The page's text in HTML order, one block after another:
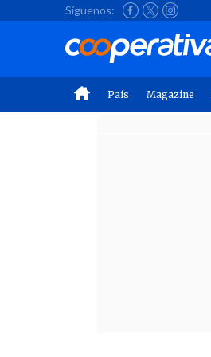
Síguenos:
País Magazine